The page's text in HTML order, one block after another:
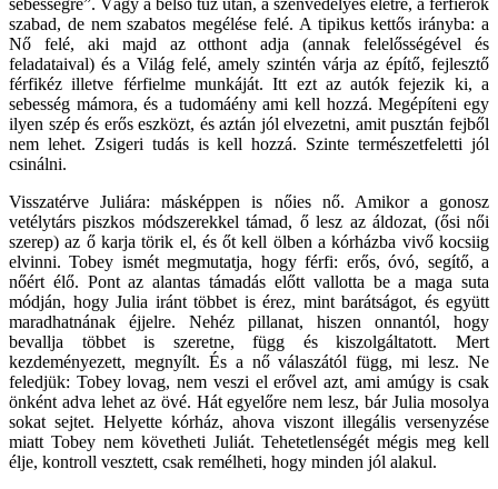
sebességre”. Vágy a belső tűz után, a szenvedélyes életre, a férfierők
szabad, de nem szabatos megélése felé. A tipikus kettős irányba: a
Nő felé, aki majd az otthont adja (annak felelősségével és
feladataival) és a Világ felé, amely szintén várja az építő, fejlesztő
férfikéz illetve férfielme munkáját. Itt ezt az autók fejezik ki, a
sebesség mámora, és a tudomáény ami kell hozzá. Megépíteni egy
ilyen szép és erős eszközt, és aztán jól elvezetni, amit pusztán fejből
nem lehet. Zsigeri tudás is kell hozzá. Szinte természetfeletti jól
csinálni.
Visszatérve Juliára: másképpen is nőies nő. Amikor a gonosz
vetélytárs piszkos módszerekkel támad, ő lesz az áldozat, (ősi női
szerep) az ő karja törik el, és őt kell ölben a kórházba vivő kocsiig
elvinni. Tobey ismét megmutatja, hogy férfi: erős, óvó, segítő, a
nőért élő. Pont az alantas támadás előtt vallotta be a maga suta
módján, hogy Julia iránt többet is érez, mint barátságot, és együtt
maradhatnának éjjelre. Nehéz pillanat, hiszen onnantól, hogy
bevallja többet is szeretne, függ és kiszolgáltatott. Mert
kezdeményezett, megnyílt. És a nő válaszától függ, mi lesz. Ne
feledjük: Tobey lovag, nem veszi el erővel azt, ami amúgy is csak
önként adva lehet az övé. Hát egyelőre nem lesz, bár Julia mosolya
sokat sejtet. Helyette kórház, ahova viszont illegális versenyzése
miatt Tobey nem követheti Juliát. Tehetetlenségét mégis meg kell
élje, kontroll vesztett, csak remélheti, hogy minden jól alakul.